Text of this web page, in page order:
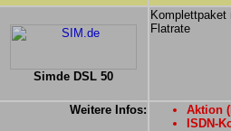
Simde DSL 50
Komplettpaket
Flatrate
Weitere Infos:
Aktion
ISDN-